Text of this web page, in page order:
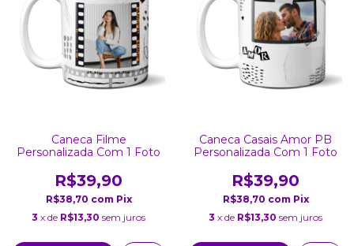
Caneca Filme
Personalizada Com 1 Foto
R$39,90
R$38,70 com Pix
3 x de R$13,30 sem juros
Caneca Casais Amor PB
Personalizada Com 1 Foto
R$39,90
R$38,70 com Pix
3 x de R$13,30 sem juros